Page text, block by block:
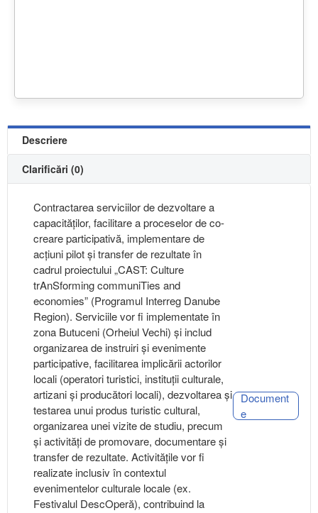
Descriere
Clarificări (0)
Contractarea serviciilor de dezvoltare a
capacităților, facilitare a proceselor de co-
creare participativă, implementare de
acțiuni pilot și transfer de rezultate în
cadrul proiectului „CAST: Culture
trAnSforming communiTies and
economies” (Programul Interreg Danube
Region). Serviciile vor fi implementate în
zona Butuceni (Orheiul Vechi) și includ
organizarea de instruiri și evenimente
participative, facilitarea implicării actorilor
locali (operatori turistici, instituții culturale,
artizani și producători locali), dezvoltarea și
testarea unui produs turistic cultural,
organizarea unei vizite de studiu, precum
și activități de promovare, documentare și
transfer de rezultate. Activitățile vor fi
realizate inclusiv în contextul
evenimentelor culturale locale (ex.
Festivalul DescOperă), contribuind la
Document
e